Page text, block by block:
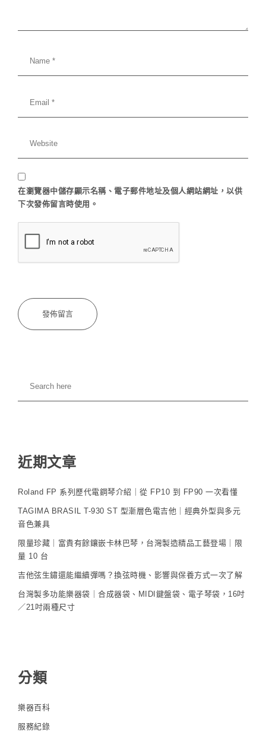
在瀏覽器中儲存顯示名稱、電子郵件地址及個人網站網址，以供
下次發佈留言時使用。
近期文章
Roland FP 系列歷代電鋼琴介紹｜從 FP10 到 FP90 一次看懂
TAGIMA BRASIL T-930 ST 型漸層色電吉他｜經典外型與多元
音色兼具
限量珍藏｜富貴有餘鑲嵌卡林巴琴，台灣製造精品工藝登場｜限
量 10 台
吉他弦生鏽還能繼續彈嗎？換弦時機、影響與保養方式一次了解
台灣製多功能樂器袋｜合成器袋、MIDI鍵盤袋、電子琴袋，16吋
／21吋兩種尺寸
分類
樂器百科
服務紀錄